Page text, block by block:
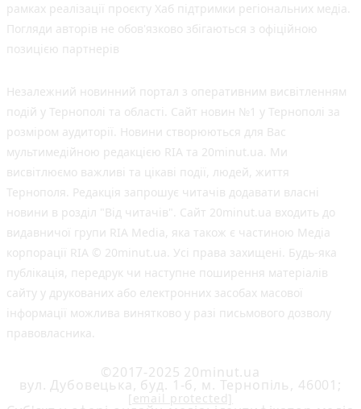
рамках реалізації проєкту Хаб підтримки регіональних медіа.
Погляди авторів не обов'язково збігаються з офіційною
позицією партнерів
Незалежний новинний портал з оперативним висвітленням
подій у Тернополі та області. Сайт новин №1 у Тернополі за
розміром аудиторії. Новини створюються для Вас
мультимедійною редакцією RIA та 20minut.ua. Ми
висвітлюємо важливі та цікаві події, людей, життя
Тернополя. Редакція запрошує читачів додавати власні
новини в розділ "Від читачів". Сайт 20minut.ua входить до
видавничої групи RIA Media, яка також є частиною Медіа
корпорації RIA © 20minut.ua. Усі права захищені. Будь-яка
публiкацiя, передрук чи наступне поширення матеріалів
сайту у друкованих або електронних засобах масової
інформації можлива винятково у разі письмового дозволу
правовласника.
©2017-2025 20minut.ua
вул. Дубовецька, буд. 1-б, м. Тернопіль, 46001;
[email protected]